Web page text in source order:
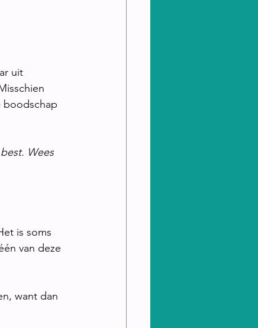
uit
boodschap
Wees
is soms
van deze
want dan